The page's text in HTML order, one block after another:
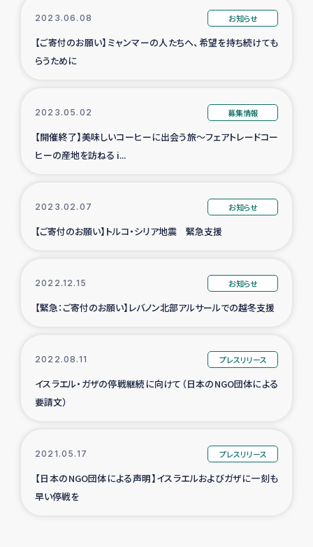
2023.06.08 お知らせ
【ご寄付のお願い】ミャンマーの人たちへ、希望を持ち続けても
らうために
2023.05.02 募集情報
【開催終了】美味しいコーヒーに出会う旅～フェアトレードコー
ヒーの産地を訪ねる i...
2023.02.07 お知らせ
【ご寄付のお願い】トルコ・シリア地震 緊急支援
2022.12.15 お知らせ
【緊急：ご寄付のお願い】レバノン北部アルサールでの越冬支援
2022.08.11 プレスリリース
イスラエル・ガザの停戦継続に向けて（日本のNGO団体による
要請文）
2021.05.17 プレスリリース
【日本のNGO団体による声明】イスラエルおよびガザに一刻も
早い停戦を